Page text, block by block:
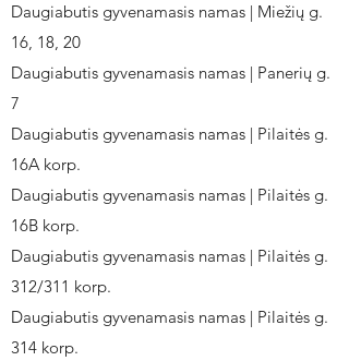
Daugiabutis gyvenamasis namas | Miežių g.
16, 18, 20
Daugiabutis gyvenamasis namas | Panerių g.
7
Daugiabutis gyvenamasis namas | Pilaitės g.
16A korp.
Daugiabutis gyvenamasis namas | Pilaitės g.
16B korp.
Daugiabutis gyvenamasis namas | Pilaitės g.
312/311 korp.
Daugiabutis gyvenamasis namas | Pilaitės g.
314 korp.